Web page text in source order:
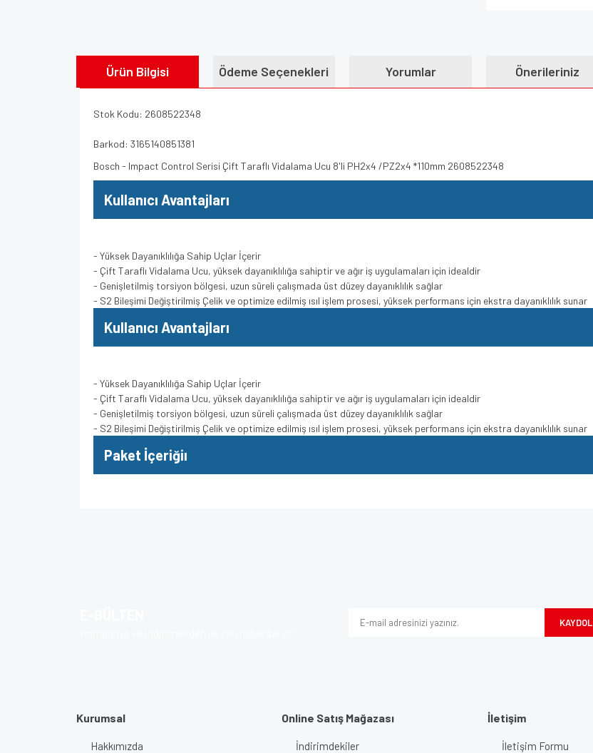
Ürün Bilgisi Ödeme Seçenekleri Yorumlar Önerileriniz
Stok Kodu: 2608522348
Barkod: 3165140851381
Bosch - Impact Control Serisi Çift Taraflı Vidalama Ucu 8'li PH2x4 /PZ2x4 *110mm 2608522348
Kullanıcı Avantajları
- Yüksek Dayanıklılığa Sahip Uçlar İçerir
- Çift Taraflı Vidalama Ucu, yüksek dayanıklılığa sahiptir ve ağır iş uygulamaları için idealdir
- Genişletilmiş torsiyon bölgesi, uzun süreli çalışmada üst düzey dayanıklılık sağlar
- S2 Bileşimi Değiştirilmiş Çelik ve optimize edilmiş ısıl işlem prosesi, yüksek performans için ekstra dayanıklılık sunar
Kullanıcı Avantajları
- Yüksek Dayanıklılığa Sahip Uçlar İçerir
- Çift Taraflı Vidalama Ucu, yüksek dayanıklılığa sahiptir ve ağır iş uygulamaları için idealdir
- Genişletilmiş torsiyon bölgesi, uzun süreli çalışmada üst düzey dayanıklılık sağlar
- S2 Bileşimi Değiştirilmiş Çelik ve optimize edilmiş ısıl işlem prosesi, yüksek performans için ekstra dayanıklılık sunar
Paket İçeriğiı
KAYDOL
Kurumsal
Hakkımızda
Online Satış Mağazası
İndirimdekiler
İletişim
İletişim Formu